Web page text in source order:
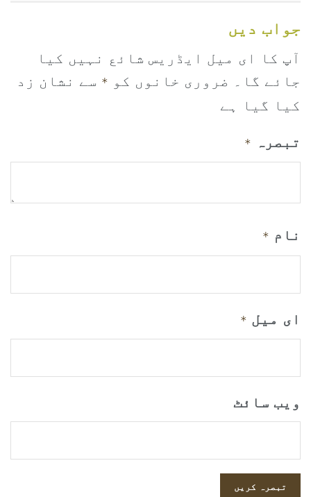
جواب دیں
آپ کا ای میل ایڈریس شائع نہیں کیا
جائے گا۔ ضروری خانوں کو * سے نشان زد
کیا گیا ہے
تبصرہ
*
نام *
ای میل *
ویب‌ سائٹ